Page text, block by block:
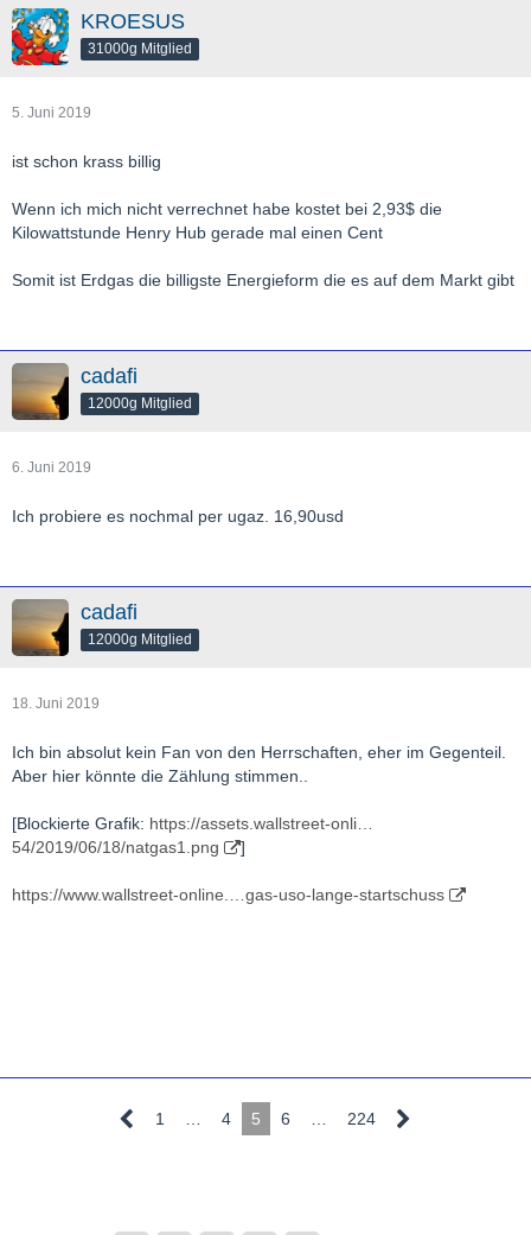
KROESUS
31000g Mitglied
5. Juni 2019
ist schon krass billig
Wenn ich mich nicht verrechnet habe kostet bei 2,93$ die
Kilowattstunde Henry Hub gerade mal einen Cent
Somit ist Erdgas die billigste Energieform die es auf dem Markt gibt
cadafi
12000g Mitglied
6. Juni 2019
Ich probiere es nochmal per ugaz. 16,90usd
cadafi
12000g Mitglied
18. Juni 2019
Ich bin absolut kein Fan von den Herrschaften, eher im Gegenteil.
Aber hier könnte die Zählung stimmen..
[Blockierte Grafik: https://assets.wallstreet-onli…
54/2019/06/18/natgas1.png
]
https://www.wallstreet-online.…gas-uso-lange-startschuss
1 4 5 6 224